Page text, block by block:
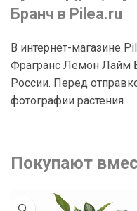
Бранч в Pilea.ru
В интернет-магазине
Фрагранс Лемон Лайм
России. Перед
фотографии растения.
Покупают